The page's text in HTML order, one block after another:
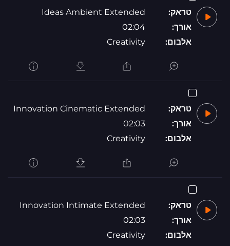
טראק:
Ideas Ambient Extended
אורך:
02:04
אלבום:
Creativity
טראק:
Innovation Cinematic Extended
אורך:
02:03
אלבום:
Creativity
טראק:
Innovation Intimate Extended
אורך:
02:03
אלבום:
Creativity